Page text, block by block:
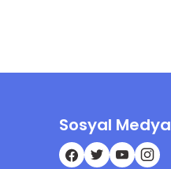
Sosyal Medya